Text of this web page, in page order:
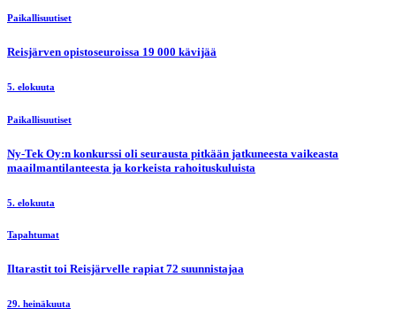
Paikallisuutiset
Reisjärven opistoseuroissa 19 000 kävijää
5. elokuuta
Paikallisuutiset
Ny-Tek Oy:n konkurssi oli seurausta pitkään jatkuneesta vaikeasta
maailmantilanteesta ja korkeista rahoituskuluista
5. elokuuta
Tapahtumat
Iltarastit toi Reisjärvelle rapiat 72 suunnistajaa
29. heinäkuuta